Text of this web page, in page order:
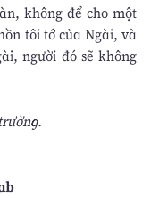
không để cho một
tôi tớ của Ngài, và
người đó sẽ không